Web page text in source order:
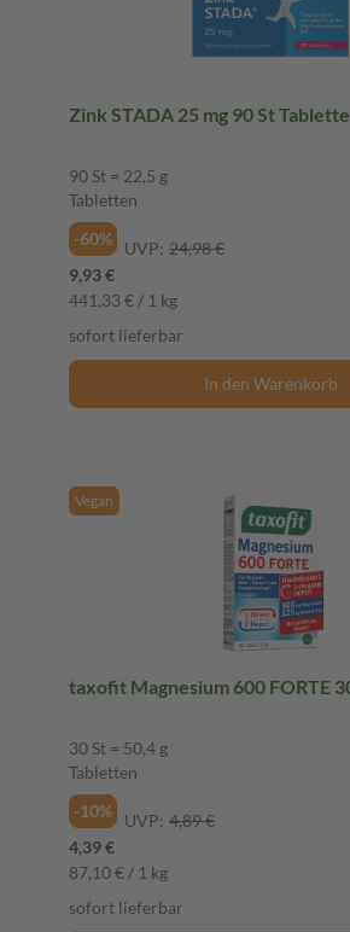
Zink STADA 25 mg 90 St
90 St = 22,5 g
Tabletten
-60%
UVP: 24,98 €
9,93 €
441,33 € / 1 kg
sofort lieferbar
In den Warenkorb
Vegan
taxofit Magnesium 600 FORTE
30 St = 50,4 g
Tabletten
-10%
UVP: 4,89 €
4,39 €
87,10 € / 1 kg
sofort lieferbar